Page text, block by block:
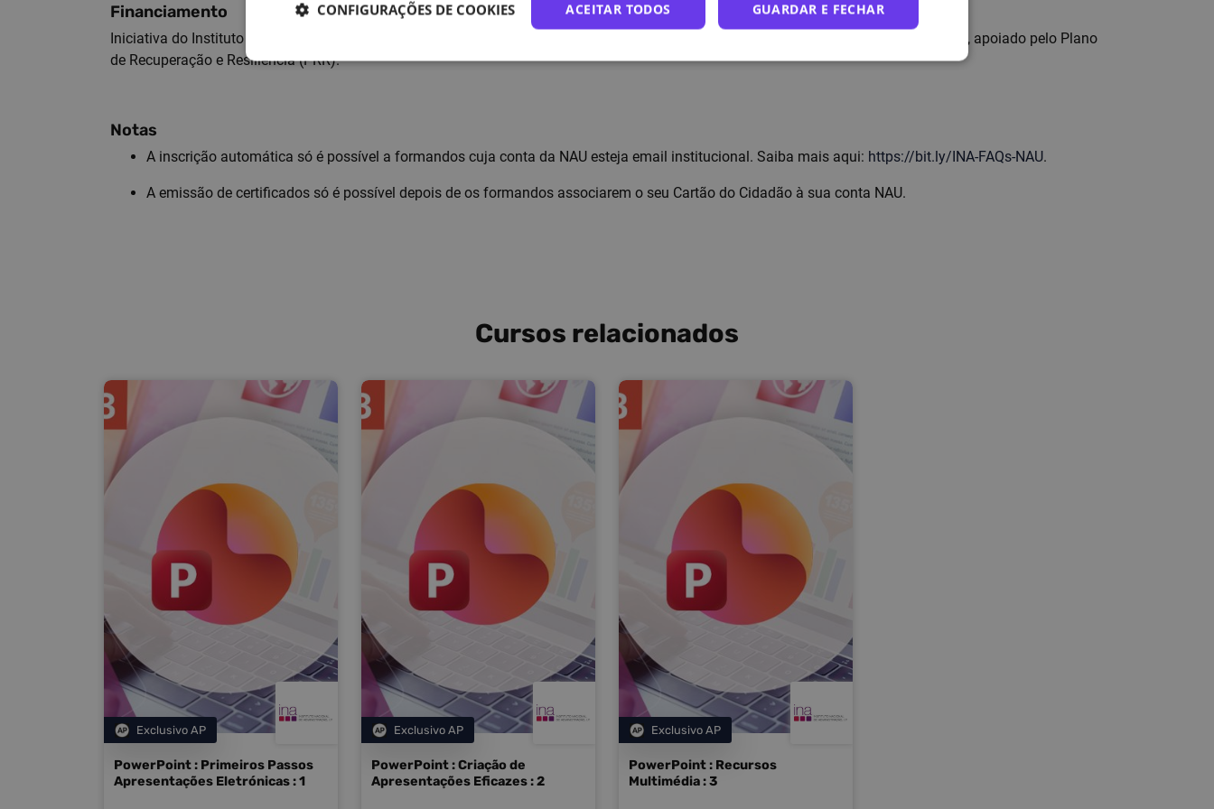
Financiamento
Iniciativa do Instituto Nacional de Administração, I.P. (INA, I.P.) no âmbito do Programa “AP Digital 4.0 – Ferramentas de Produtividade”, apoiado pelo Plano
de Recuperação e Resiliência (PRR).
Notas
A inscrição automática só é possível a formandos cuja conta da NAU esteja email institucional. Saiba mais aqui: https://bit.ly/INA-FAQs-NAU.
A emissão de certificados só é possível depois de os formandos associarem o seu Cartão do Cidadão à sua conta NAU.
Cursos relacionados
PowerPoint : Primeiros Passos
Apresentações Eletrónicas : 1
Categoria
Exclusivo AP
PowerPoint : Criação de
Apresentações Eficazes : 2
Categoria
Exclusivo AP
PowerPoint : Recursos
Multimédia : 3
Categoria
Exclusivo AP
GUARDAR E FECHAR
ACEITAR TODOS
CONFIGURAÇÕES DE COOKIES